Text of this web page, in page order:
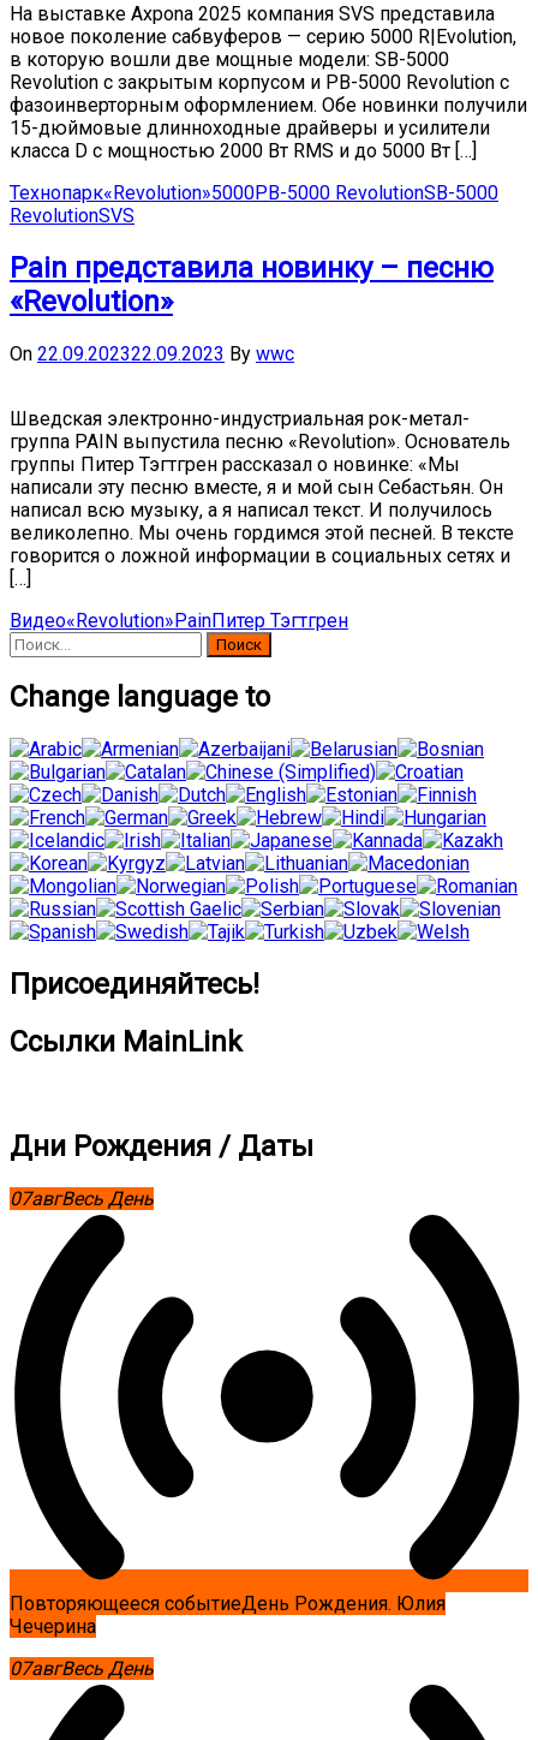
На выставке Axpona 2025 компания SVS представила
новое поколение сабвуферов — серию 5000 R|Evolution,
в которую вошли две мощные модели: SB-5000
Revolution с закрытым корпусом и PB-5000 Revolution с
фазоинверторным оформлением. Обе новинки получили
15-дюймовые длинноходные драйверы и усилители
класса D с мощностью 2000 Вт RMS и до 5000 Вт […]
Технопарк«Revolution»5000PB-5000 RevolutionSB-5000
RevolutionSVS
Pain представила новинку – песню
«Revolution»
On 22.09.202322.09.2023 By wwc
Шведская электронно-индустриальная рок-метал-
группа PAIN выпустила песню «Revolution». Основатель
группы Питер Тэгтгрен рассказал о новинке: «Мы
написали эту песню вместе, я и мой сын Себастьян. Он
написал всю музыку, а я написал текст. И получилось
великолепно. Мы очень гордимся этой песней. В тексте
говорится о ложной информации в социальных сетях и
[…]
Видео«Revolution»PainПитер Тэгтгрен
Найти:
Change language to
Присоединяйтесь!
Ссылки MainLink
Дни Рождения / Даты
07авгВесь День
Повторяющееся событиеДень Рождения. Юлия
Чечерина
07авгВесь День